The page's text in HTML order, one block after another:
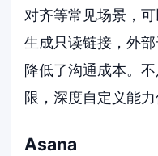
对齐等常见场景，
生成只读链接，外
降低了沟通成本。
限，深度自定义能力
Asana